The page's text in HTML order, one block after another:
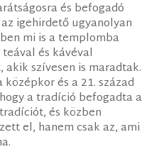
és befogadó
igehirdető ugyanolyan
mi is a templomba
és kávéval
szívesen is maradtak.
és a 21. század
a tradíció befogadta a
és közben
el, hanem csak az, ami